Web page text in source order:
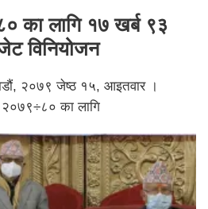
का लागि १७ खर्ब ९३
विनियोजन
२०७९ जेष्ठ १५, आइतवार ।
२०७९÷८० का लागि